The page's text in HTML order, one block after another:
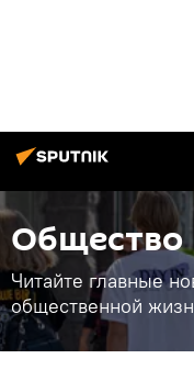
Общество
Читайте главные
общественной